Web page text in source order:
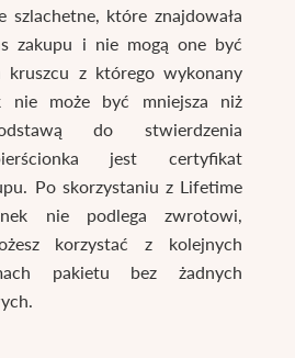
szlachetne, które znajdowała
zakupu i nie mogą one być
kruszcu z którego wykonany
nie może być mniejsza niż
do stwierdzenia
jest certyfikat
Po skorzystaniu z Lifetime
nie podlega zwrotowi,
korzystać z kolejnych
pakietu bez żadnych